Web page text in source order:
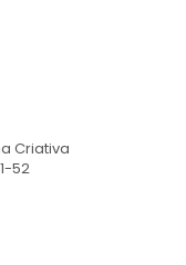
Criativa
52